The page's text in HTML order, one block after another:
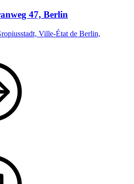
47, Berlin
Ville-État de Berlin,